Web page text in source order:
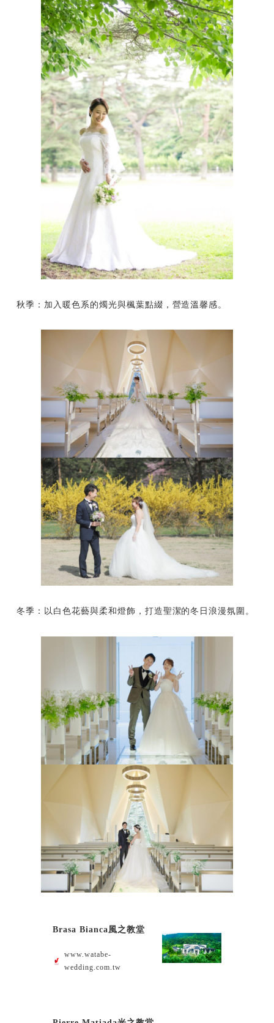
秋季：加入暖色系的燭光與楓葉點綴，營造溫馨感。
冬季：以白色花藝與柔和燈飾，打造聖潔的冬日浪漫氛圍。
Brasa Bianca風之教堂
www.watabe-
wedding.com.tw